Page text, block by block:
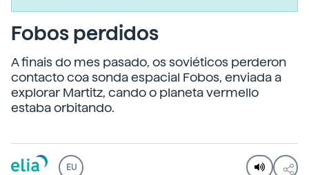
Fobos perdidos
A finais do mes pasado, os soviéticos perderon
contacto coa sonda espacial Fobos, enviada a
explorar Martitz, cando o planeta vermello
estaba orbitando.
EU